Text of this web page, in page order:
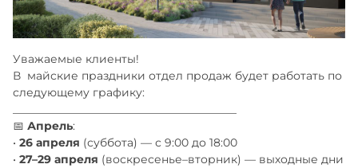
Уважаемые клиенты!
В майские праздники отдел продаж будет работать по
следующему графику:
📅 Апрель:
• 26 апреля (суббота) — с 9:00 до 18:00
• 27–29 апреля (воскресенье–вторник) — выходные дни